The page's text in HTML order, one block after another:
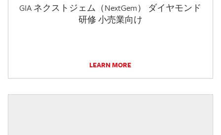
GIA ネクストジェム（NextGem） ダイヤモンド
研修 小売業向け
LEARN MORE